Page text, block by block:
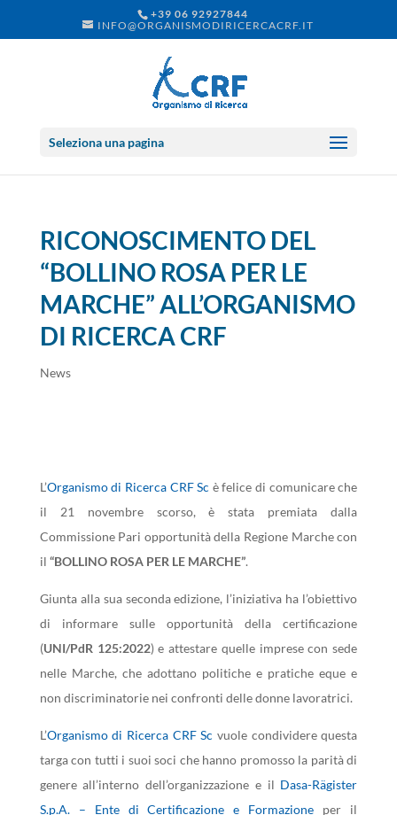
+39 06 92927844
INFO@ORGANISMODIRICERCACRF.IT
Seleziona una pagina
RICONOSCIMENTO DEL
“BOLLINO ROSA PER LE
MARCHE” ALL’ORGANISMO
DI RICERCA CRF
News
L’Organismo di Ricerca CRF Sc è felice di comunicare che
il 21 novembre scorso, è stata premiata dalla
Commissione Pari opportunità della Regione Marche con
il “BOLLINO ROSA PER LE MARCHE”.
Giunta alla sua seconda edizione, l’iniziativa ha l’obiettivo
di informare sulle opportunità della certificazione
(UNI/PdR 125:2022) e attestare quelle imprese con sede
nelle Marche, che adottano politiche e pratiche eque e
non discriminatorie nei confronti delle donne lavoratrici.
L’Organismo di Ricerca CRF Sc vuole condividere questa
targa con tutti i suoi soci che hanno promosso la parità di
genere all’interno dell’organizzazione e il Dasa-Rägister
S.p.A. – Ente di Certificazione e Formazione
per il